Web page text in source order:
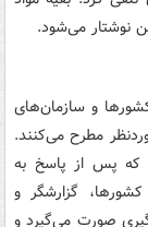
نوشتار می‌شود.
و سازمان‌های
مطرح می‌کنند.
که پس از پاسخ به
گزارشگر و
صورت می‌گیرد و